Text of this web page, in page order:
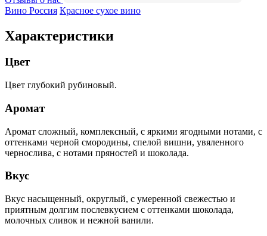
Вино Россия Красное сухое вино
Характеристики
Цвет
Цвет глубокий рубиновый.
Аромат
Аромат сложный, комплексный, с яркими ягодными нотами, с
оттенками черной смородины, спелой вишни, увяленного
чернослива, с нотами пряностей и шоколада.
Вкус
Вкус насыщенный, округлый, с умеренной свежестью и
приятным долгим послевкусием с оттенками шоколада,
молочных сливок и нежной ванили.